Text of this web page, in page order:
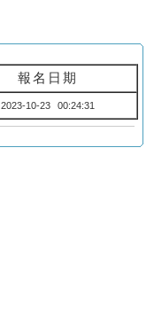
報名日期
2023-10-23 00:24:31